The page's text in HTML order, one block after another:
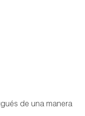
de una manera